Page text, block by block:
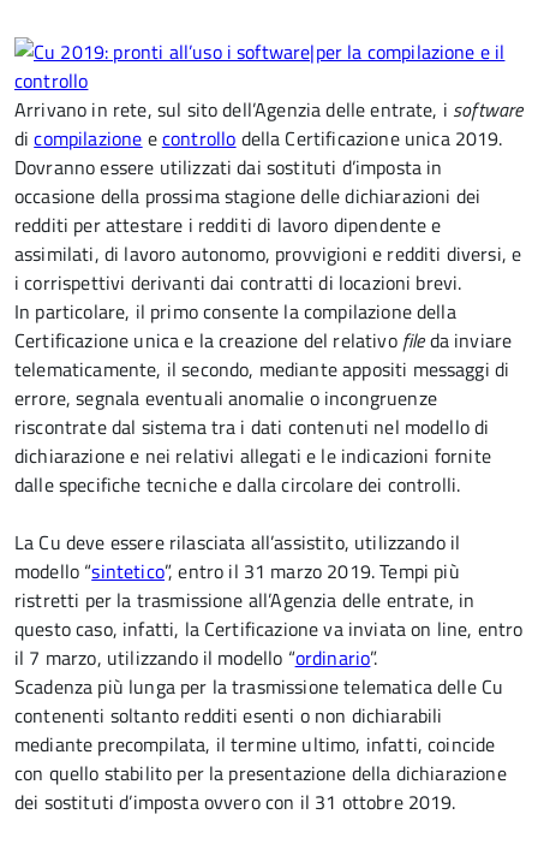
Arrivano in rete, sul sito dell’Agenzia delle entrate, i software
dicompilazione econtrollo della Certificazione unica 2019.
Dovranno essere utilizzati dai sostituti d’imposta in
occasione della prossima stagione delle dichiarazioni dei
redditi per attestare i redditi di lavoro dipendente e
assimilati, di lavoro autonomo, provvigioni e redditi diversi, e
i corrispettivi derivanti dai contratti di locazioni brevi.
In particolare, il primo consente la compilazione della
Certificazione unica e la creazione del relativo fileda inviare
telematicamente, il secondo, mediante appositi messaggi di
errore, segnala eventuali anomalie o incongruenze
riscontrate dal sistema tra i dati contenuti nel modello di
dichiarazione e nei relativi allegati e le indicazioni fornite
dalle specifiche tecniche e dalla circolare dei controlli.
La Cu deve essere rilasciata all’assistito, utilizzando il
modello “sintetico”, entro il 31 marzo 2019. Tempi più
ristretti per la trasmissione all’Agenzia delle entrate, in
questo caso, infatti, la Certificazione va inviata on line, entro
il 7 marzo, utilizzando il modello “ordinario”.
Scadenza più lunga per la trasmissione telematica delle Cu
contenenti soltanto redditi esenti o non dichiarabili
mediante precompilata, il termine ultimo, infatti, coincide
con quello stabilito per la presentazione della dichiarazione
dei sostituti d’imposta ovvero con il 31 ottobre 2019.